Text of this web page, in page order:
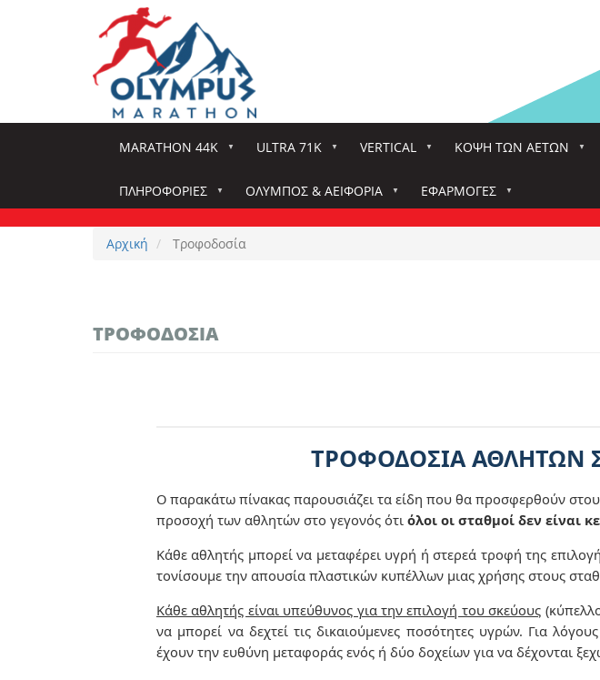
MARATHON 44K ULTRA 71K VERTICAL ΚΌΨΗ ΤΩΝ ΑΕΤΏΝ
ΠΛΗΡΟΦΟΡΊΕΣ ΌΛΥΜΠΟΣ & ΑΕΙΦΟΡΊΑ
ΕΦΑΡΜΟΓΈΣ
Αρχική
Τροφοδοσία
ΤΡΟΦΟΔΟΣΊΑ
ΤΡΟΦΟΔΟΣΙΑ ΑΘΛΗΤΩΝ
Ο παρακάτω πίνακας παρουσιάζει τα είδη που θα προσφερθούν
προσοχή των αθλητών στο γεγονός ότι όλοι οι σταθμοί δεν είναι
Κάθε αθλητής μπορεί να μεταφέρει υγρή ή στερεά τροφή της
τονίσουμε την απουσία πλαστικών κυπέλλων μιας χρήσης στους
Κάθε αθλητής είναι υπεύθυνος για την επιλογή του σκεύους
να μπορεί να δεχτεί τις δικαιούμενες ποσότητες υγρών. Για
έχουν την ευθύνη μεταφοράς ενός ή δύο δοχείων για να δέχονται